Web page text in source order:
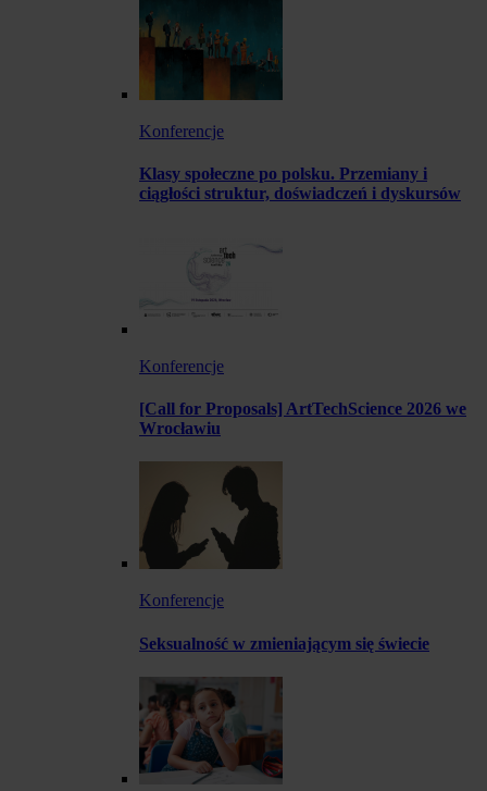
Konferencje
Klasy społeczne po polsku. Przemiany i
ciągłości struktur, doświadczeń i dyskursów
Konferencje
[Call for Proposals] ArtTechScience 2026 we
Wrocławiu
Konferencje
Seksualność w zmieniającym się świecie